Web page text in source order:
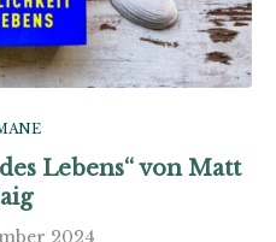
Lebens“ von Matt
2024